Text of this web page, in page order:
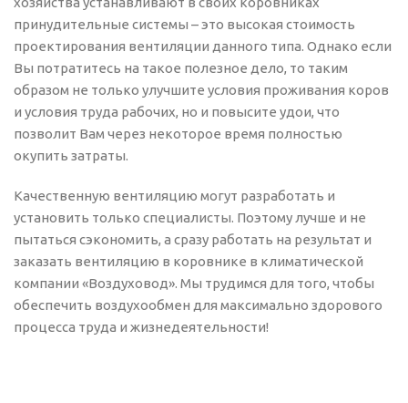
принудительные системы – это высокая стоимость
проектирования вентиляции данного типа. Однако если
Вы потратитесь на такое полезное дело, то таким
образом не только улучшите условия проживания коров
и условия труда рабочих, но и повысите удои, что
позволит Вам через некоторое время полностью
окупить затраты.
Качественную вентиляцию могут разработать и
установить только специалисты. Поэтому лучше и не
пытаться сэкономить, а сразу работать на результат и
заказать вентиляцию в коровнике в климатической
компании «Воздуховод». Мы трудимся для того, чтобы
обеспечить воздухообмен для максимально здорового
процесса труда и жизнедеятельности!